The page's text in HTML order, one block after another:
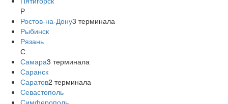
Р
Ростов-на-Дону3 терминала
Рыбинск
Рязань
С
Самара3 терминала
Саранск
Саратов2 терминала
Севастополь
Симферополь